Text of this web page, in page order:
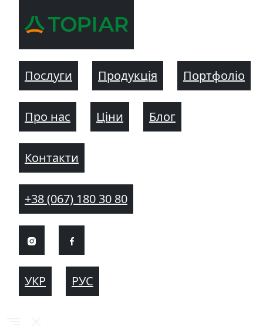
Послуги Продукція Портфоліо
Про нас Ціни Блог
Контакти
+38 (067) 180 30 80
УКР РУС